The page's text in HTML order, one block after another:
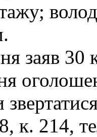
заяв 30
к. 214,